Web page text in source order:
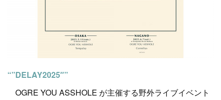
“”DELAY2025″”
OGRE YOU ASSHOLE が主催する野外ライブイベント